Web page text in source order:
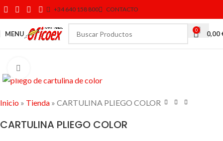
+34 640 158 800 CONTACTO
MENU 0 0,00
Inicio » Tienda » CARTULINA PLIEGO COLOR
CARTULINA PLIEGO COLOR